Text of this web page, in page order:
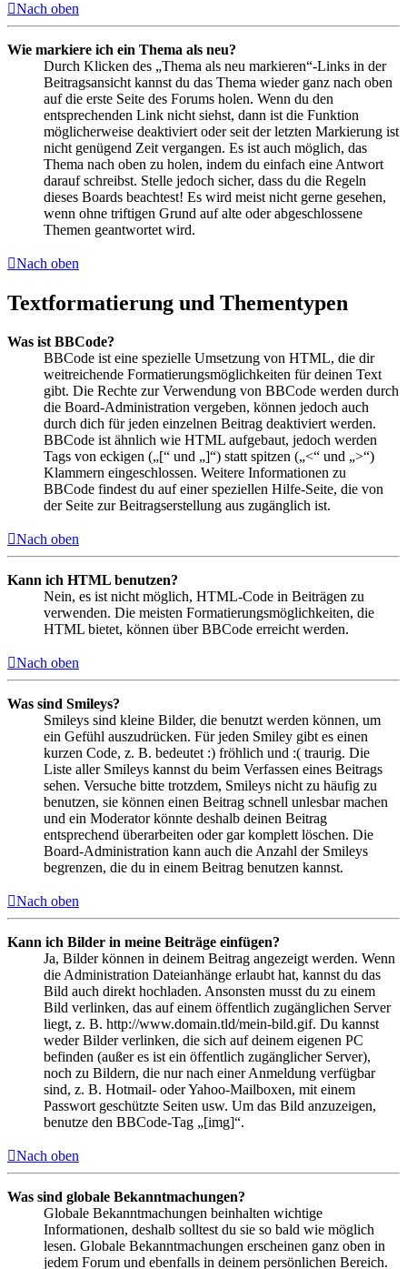
Nach oben
Wie markiere ich ein Thema als neu?
Durch Klicken des „Thema als neu markieren“-Links in der
Beitragsansicht kannst du das Thema wieder ganz nach oben
auf die erste Seite des Forums holen. Wenn du den
entsprechenden Link nicht siehst, dann ist die Funktion
möglicherweise deaktiviert oder seit der letzten Markierung ist
nicht genügend Zeit vergangen. Es ist auch möglich, das
Thema nach oben zu holen, indem du einfach eine Antwort
darauf schreibst. Stelle jedoch sicher, dass du die Regeln
dieses Boards beachtest! Es wird meist nicht gerne gesehen,
wenn ohne triftigen Grund auf alte oder abgeschlossene
Themen geantwortet wird.
Nach oben
Textformatierung und Thementypen
Was ist BBCode?
BBCode ist eine spezielle Umsetzung von HTML, die dir
weitreichende Formatierungsmöglichkeiten für deinen Text
gibt. Die Rechte zur Verwendung von BBCode werden durch
die Board-Administration vergeben, können jedoch auch
durch dich für jeden einzelnen Beitrag deaktiviert werden.
BBCode ist ähnlich wie HTML aufgebaut, jedoch werden
Tags von eckigen („[“ und „]“) statt spitzen („<“ und „>“)
Klammern eingeschlossen. Weitere Informationen zu
BBCode findest du auf einer speziellen Hilfe-Seite, die von
der Seite zur Beitragserstellung aus zugänglich ist.
Nach oben
Kann ich HTML benutzen?
Nein, es ist nicht möglich, HTML-Code in Beiträgen zu
verwenden. Die meisten Formatierungsmöglichkeiten, die
HTML bietet, können über BBCode erreicht werden.
Nach oben
Was sind Smileys?
Smileys sind kleine Bilder, die benutzt werden können, um
ein Gefühl auszudrücken. Für jeden Smiley gibt es einen
kurzen Code, z. B. bedeutet :) fröhlich und :( traurig. Die
Liste aller Smileys kannst du beim Verfassen eines Beitrags
sehen. Versuche bitte trotzdem, Smileys nicht zu häufig zu
benutzen, sie können einen Beitrag schnell unlesbar machen
und ein Moderator könnte deshalb deinen Beitrag
entsprechend überarbeiten oder gar komplett löschen. Die
Board-Administration kann auch die Anzahl der Smileys
begrenzen, die du in einem Beitrag benutzen kannst.
Nach oben
Kann ich Bilder in meine Beiträge einfügen?
Ja, Bilder können in deinem Beitrag angezeigt werden. Wenn
die Administration Dateianhänge erlaubt hat, kannst du das
Bild auch direkt hochladen. Ansonsten musst du zu einem
Bild verlinken, das auf einem öffentlich zugänglichen Server
liegt, z. B. http://www.domain.tld/mein-bild.gif. Du kannst
weder Bilder verlinken, die sich auf deinem eigenen PC
befinden (außer es ist ein öffentlich zugänglicher Server),
noch zu Bildern, die nur nach einer Anmeldung verfügbar
sind, z. B. Hotmail- oder Yahoo-Mailboxen, mit einem
Passwort geschützte Seiten usw. Um das Bild anzuzeigen,
benutze den BBCode-Tag „[img]“.
Nach oben
Was sind globale Bekanntmachungen?
Globale Bekanntmachungen beinhalten wichtige
Informationen, deshalb solltest du sie so bald wie möglich
lesen. Globale Bekanntmachungen erscheinen ganz oben in
jedem Forum und ebenfalls in deinem persönlichen Bereich.